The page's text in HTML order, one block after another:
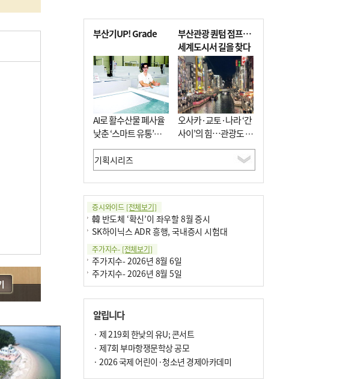
부산기UP! Grade
AI로 활수산물 폐사율
낮춘 ‘스마트 유통’…
사막·산악지대 수출
도전
부산관광 퀀텀 점프…
세계도시서 길을 찾다
오사카·교토·나라 ‘간
사이’의 힘…관광도 뭉
쳐야 흥한다
증시와이드 [전체보기]
韓 반도체 ‘확신’이 좌우할 8월 증시
SK하이닉스 ADR 흥행, 국내증시 시험대
주가지수- [전체보기]
주가지수- 2026년 8월 6일
주가지수- 2026년 8월 5일
알립니다
· 제 219회 한낮의 유U; 콘서트
· 제7회 부마항쟁문학상 공모
· 2026 국제 어린이·청소년 경제아카데미